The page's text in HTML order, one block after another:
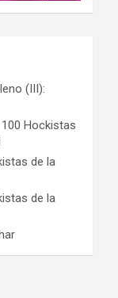
(III):
Hockistas
de la
de la